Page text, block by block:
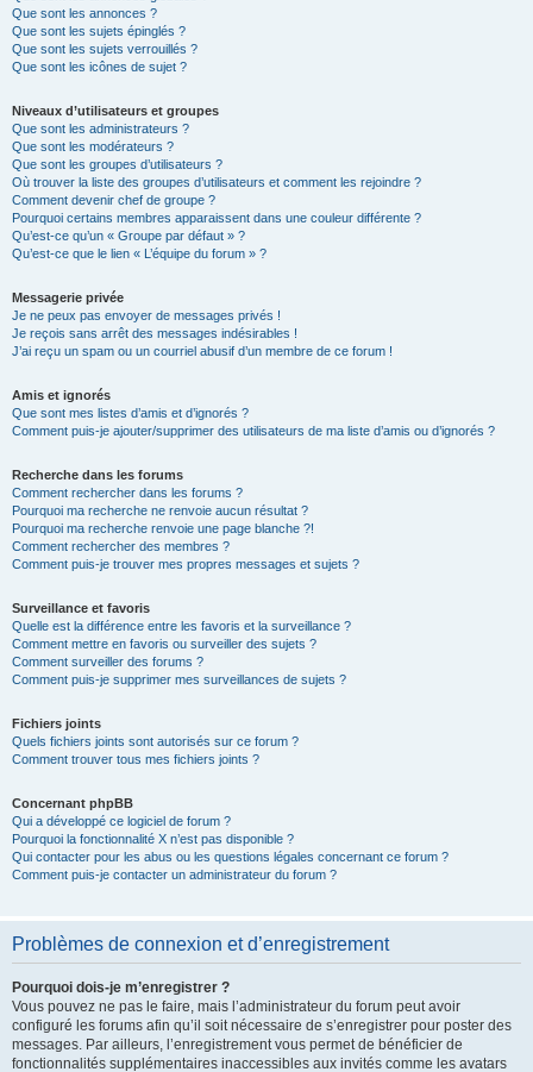
Que sont les annonces ?
Que sont les sujets épinglés ?
Que sont les sujets verrouillés ?
Que sont les icônes de sujet ?
Niveaux d’utilisateurs et groupes
Que sont les administrateurs ?
Que sont les modérateurs ?
Que sont les groupes d’utilisateurs ?
Où trouver la liste des groupes d’utilisateurs et comment les rejoindre ?
Comment devenir chef de groupe ?
Pourquoi certains membres apparaissent dans une couleur différente ?
Qu’est-ce qu’un « Groupe par défaut » ?
Qu’est-ce que le lien « L’équipe du forum » ?
Messagerie privée
Je ne peux pas envoyer de messages privés !
Je reçois sans arrêt des messages indésirables !
J’ai reçu un spam ou un courriel abusif d’un membre de ce forum !
Amis et ignorés
Que sont mes listes d’amis et d’ignorés ?
Comment puis-je ajouter/supprimer des utilisateurs de ma liste d’amis ou d’ignorés ?
Recherche dans les forums
Comment rechercher dans les forums ?
Pourquoi ma recherche ne renvoie aucun résultat ?
Pourquoi ma recherche renvoie une page blanche ?!
Comment rechercher des membres ?
Comment puis-je trouver mes propres messages et sujets ?
Surveillance et favoris
Quelle est la différence entre les favoris et la surveillance ?
Comment mettre en favoris ou surveiller des sujets ?
Comment surveiller des forums ?
Comment puis-je supprimer mes surveillances de sujets ?
Fichiers joints
Quels fichiers joints sont autorisés sur ce forum ?
Comment trouver tous mes fichiers joints ?
Concernant phpBB
Qui a développé ce logiciel de forum ?
Pourquoi la fonctionnalité X n’est pas disponible ?
Qui contacter pour les abus ou les questions légales concernant ce forum ?
Comment puis-je contacter un administrateur du forum ?
Problèmes de connexion et d’enregistrement
Pourquoi dois-je m’enregistrer ?
Vous pouvez ne pas le faire, mais l’administrateur du forum peut avoir
configuré les forums afin qu’il soit nécessaire de s’enregistrer pour poster des
messages. Par ailleurs, l’enregistrement vous permet de bénéficier de
fonctionnalités supplémentaires inaccessibles aux invités comme les avatars